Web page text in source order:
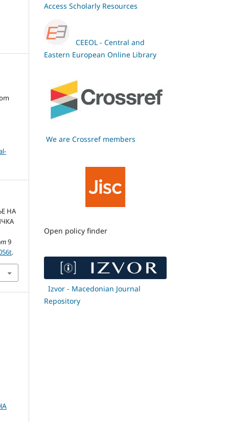
НА
9
.
Access Scholarly Resources
CEEOL - Central and
Eastern European Online Library
We are Crossref members
Open policy finder
Izvor - Macedonian Journal
Repository